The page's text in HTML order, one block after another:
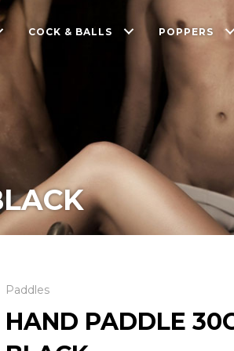
COCK & BALLS POPPERS
Paddles
HAND PADDLE